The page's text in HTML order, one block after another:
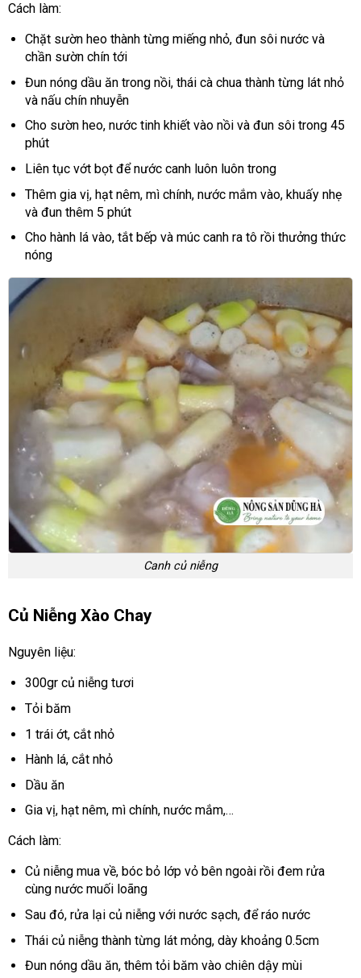
Cách làm:
Chặt sườn heo thành từng miếng nhỏ, đun sôi nước và
chần sườn chín tới
Đun nóng dầu ăn trong nồi, thái cà chua thành từng lát nhỏ
và nấu chín nhuyễn
Cho sườn heo, nước tinh khiết vào nồi và đun sôi trong 45
phút
Liên tục vớt bọt để nước canh luôn luôn trong
Thêm gia vị, hạt nêm, mì chính, nước mắm vào, khuấy nhẹ
và đun thêm 5 phút
Cho hành lá vào, tắt bếp và múc canh ra tô rồi thưởng thức
nóng
Canh củ niễng
Củ Niễng Xào Chay
Nguyên liệu:
300gr củ niễng tươi
Tỏi băm
1 trái ớt, cắt nhỏ
Hành lá, cắt nhỏ
Dầu ăn
Gia vị, hạt nêm, mì chính, nước mắm,…
Cách làm:
Củ niễng mua về, bóc bỏ lớp vỏ bên ngoài rồi đem rửa
cùng nước muối loãng
Sau đó, rửa lại củ niễng với nước sạch, để ráo nước
Thái củ niễng thành từng lát mỏng, dày khoảng 0.5cm
Đun nóng dầu ăn, thêm tỏi băm vào chiên dậy mùi